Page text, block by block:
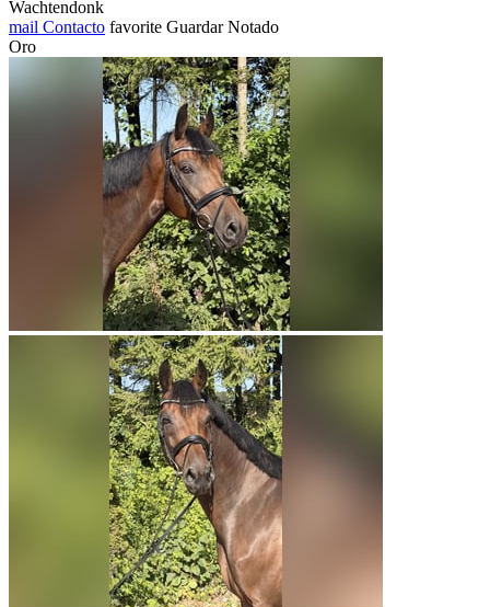
Wachtendonk
mail Contacto favorite Guardar Notado
Oro